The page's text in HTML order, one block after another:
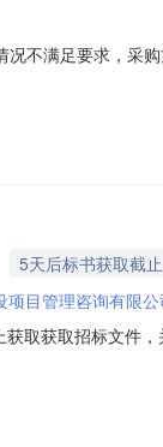
不满足要求，采
￥16,140.00币种
5天后标书获取截止
项目管理咨询有限公
取获取招标文件
划购设备具备煤